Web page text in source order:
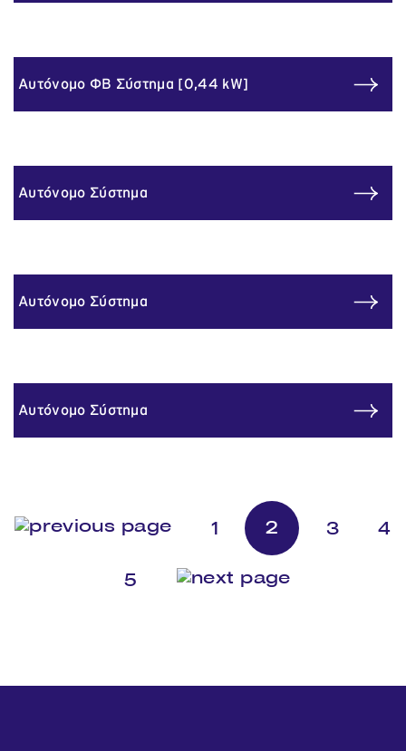
Αυτόνομο ΦΒ Σύστημα [0,44 kW]
Αυτόνομο Σύστημα
Αυτόνομο Σύστημα
Αυτόνομο Σύστημα
1 2 3 4
5